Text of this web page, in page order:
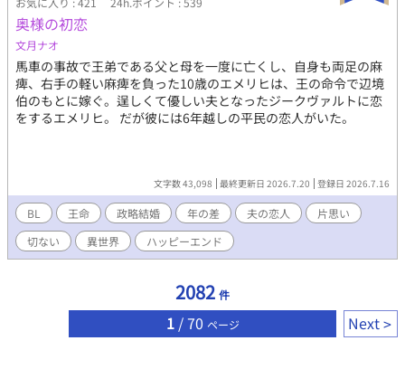
日々が始まります。 メインカップリング: 溺愛系ハイスペックイケ
メン大貴族(リヒト)×天然愛され系童顔庶民(フィン) 年上×年下
です。 サブカップリングもいくつか出現します。 性描写は★をつ
けております。 (甘々〜過激) キスのみであればつけておりませ
ん。 ※キャラへの質問あれば、お気軽に質問してください！キャ
ラがお答えします！
奥様の初恋
文月ナオ
馬車の事故で王弟である父と母を一度に亡くし、自身も両足の麻
痺、右手の軽い麻痺を負った10歳のエメリヒは、王の命令で辺境
伯のもとに嫁ぐ。逞しくて優しい夫となったジークヴァルトに恋
をするエメリヒ。 だが彼には6年越しの平民の恋人がいた。
文字数 43,098 最終更新日 2026.7.20 登録日 2026.7.16
BL 王命 政略結婚 年の差 夫の恋人
片思い
切ない
異世界 ハッピーエンド
2082 件
1/ 70 ページ Next